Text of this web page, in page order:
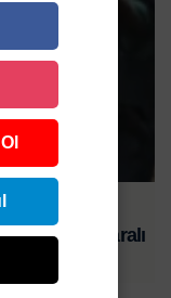
8 ölü, 25 yaralı